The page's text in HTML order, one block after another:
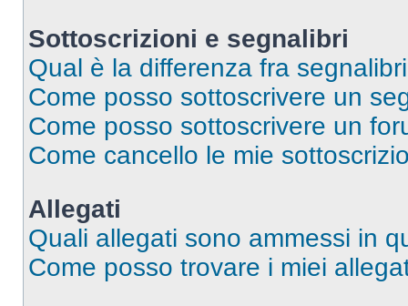
Sottoscrizioni e segnalibri
Qual è la differenza fra
Come posso sottoscrivere un
Come posso sottoscrivere un
Come cancello le mie
Allegati
Quali allegati sono ammessi in
Come posso trovare i miei